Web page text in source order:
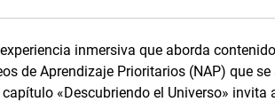
inmersiva que aborda
de Aprendizaje Prioritarios (NAP) que
«Descubriendo el Universo» invita